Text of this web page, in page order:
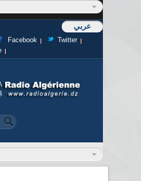
عربي
Facebook
Twitter
de recherche